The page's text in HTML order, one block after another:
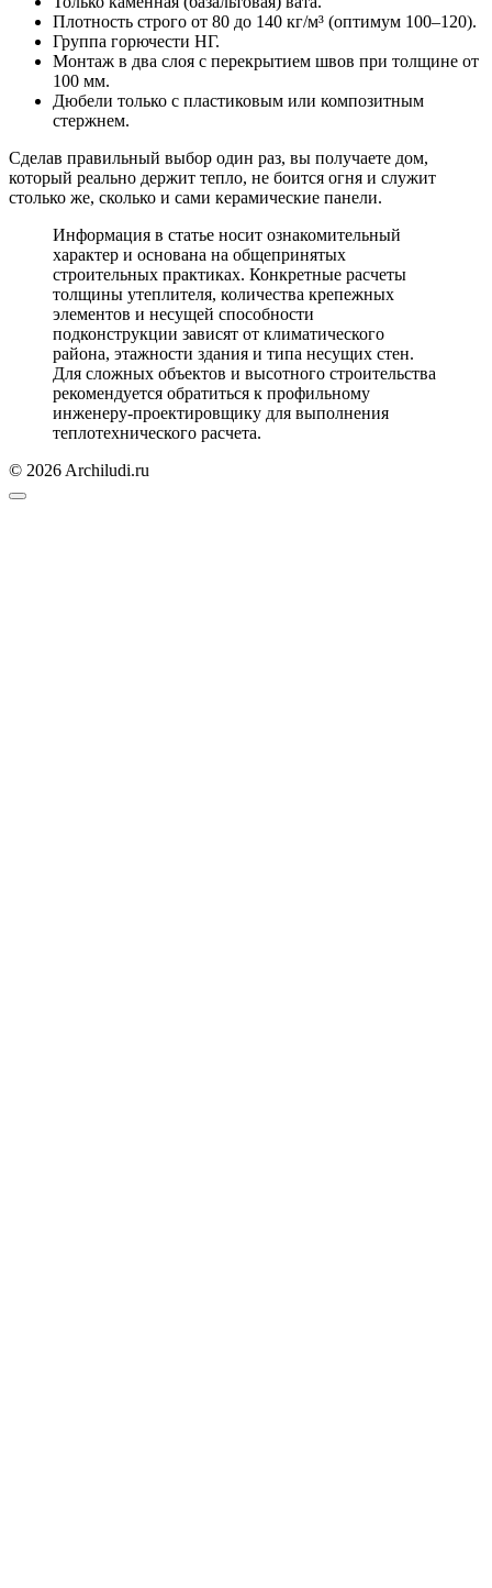
Плотность строго от 80 до 140 кг/м³ (оптимум 100–120).
Группа горючести НГ.
Монтаж в два слоя с перекрытием швов при толщине от
100 мм.
Дюбели только с пластиковым или композитным
стержнем.
Сделав правильный выбор один раз, вы получаете дом,
который реально держит тепло, не боится огня и служит
столько же, сколько и сами керамические панели.
Информация в статье носит ознакомительный
характер и основана на общепринятых
строительных практиках. Конкретные расчеты
толщины утеплителя, количества крепежных
элементов и несущей способности
подконструкции зависят от климатического
района, этажности здания и типа несущих стен.
Для сложных объектов и высотного строительства
рекомендуется обратиться к профильному
инженеру-проектировщику для выполнения
теплотехнического расчета.
© 2026 Archiludi.ru